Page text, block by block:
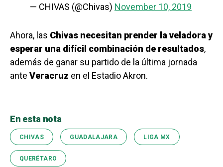
— CHIVAS (@Chivas) November 10, 2019
Ahora, las Chivas necesitan prender la veladora y
esperar una difícil combinación de resultados,
además de ganar su partido de la última jornada
ante Veracruz en el Estadio Akron.
En esta nota
CHIVAS GUADALAJARA LIGA MX
QUERÉTARO